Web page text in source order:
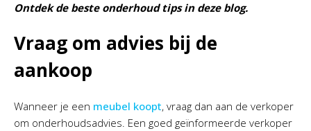
Ontdek de beste onderhoud tips in deze blog.
Vraag om advies bij de
aankoop
Wanneer je een meubel koopt, vraag dan aan de verkoper
om onderhoudsadvies. Een goed geïnformeerde verkoper